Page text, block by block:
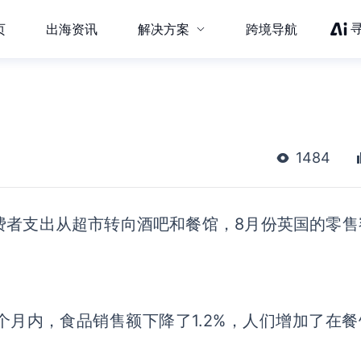
出海资讯 解决方案 跨境导航
1484
支出从超市转向酒吧和餐馆， 8月份英国的零
月内，食品销售额下降了1.2% ， 人们增加了在